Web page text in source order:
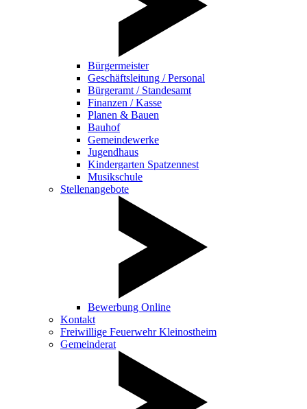
Bürgermeister
Geschäftsleitung / Personal
Bürgeramt / Standesamt
Finanzen / Kasse
Planen & Bauen
Bauhof
Gemeindewerke
Jugendhaus
Kindergarten Spatzennest
Musikschule
Stellenangebote
Bewerbung Online
Kontakt
Freiwillige Feuerwehr Kleinostheim
Gemeinderat